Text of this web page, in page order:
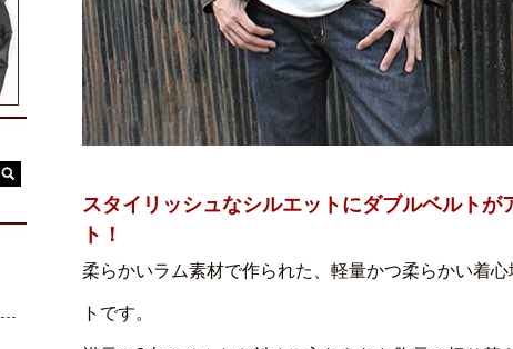
スタイリッシュなシルエットにダブルベルトが
ト！
柔らかいラム素材で作られた、軽量かつ柔らかい着
トです。